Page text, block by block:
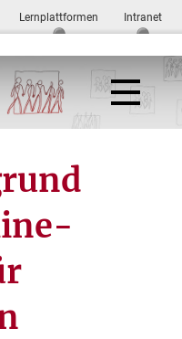
Lernplattformen Intranet